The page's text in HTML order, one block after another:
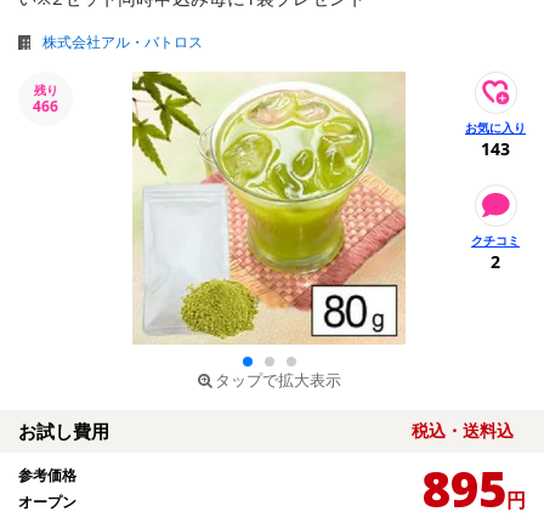
株式会社アル・バトロス
残り
466
タップで拡大表示
143
2
お試し費用 税込・送料込
参考価格
オープン
895円